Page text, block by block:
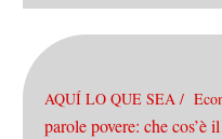
AQUÍ LO QUE SEA /
parole povere: che cos’è